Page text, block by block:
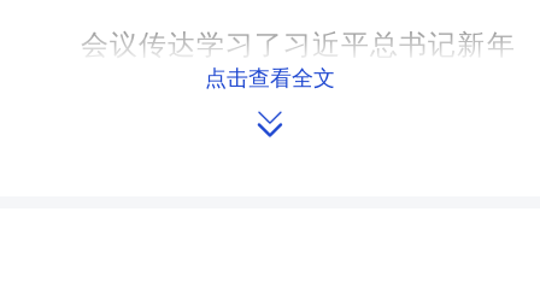
会议传达学习了习近平总书记新年
贺词、在二十届中纪委三次全会上的重
要讲话精神、在省部级主要领导干部推
点击查看全文
